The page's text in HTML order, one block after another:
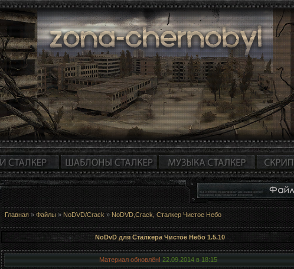
Главная » Файлы » NoDVD/Crack » NoDVD,Crack, Сталкер Чистое Небо
NoDvD для Сталкера Чистое Небо 1.5.10
Материал обновлён! 22.09.2014 в 18:15